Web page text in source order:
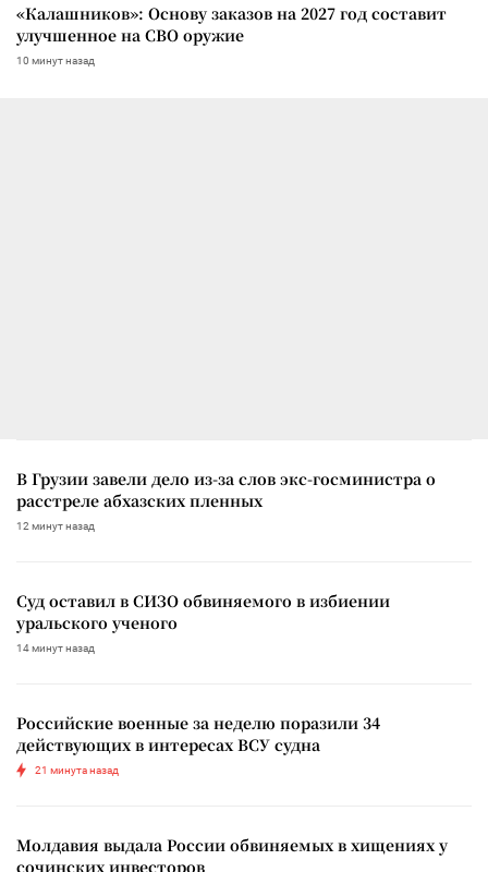
«Калашников»: Основу заказов на 2027 год составит
улучшенное на СВО оружие
10 минут назад
В Грузии завели дело из-за слов экс-госминистра о
расстреле абхазских пленных
12 минут назад
Суд оставил в СИЗО обвиняемого в избиении
уральского ученого
14 минут назад
Российские военные за неделю поразили 34
действующих в интересах ВСУ судна
21 минута назад
Молдавия выдала России обвиняемых в хищениях у
сочинских инвесторов